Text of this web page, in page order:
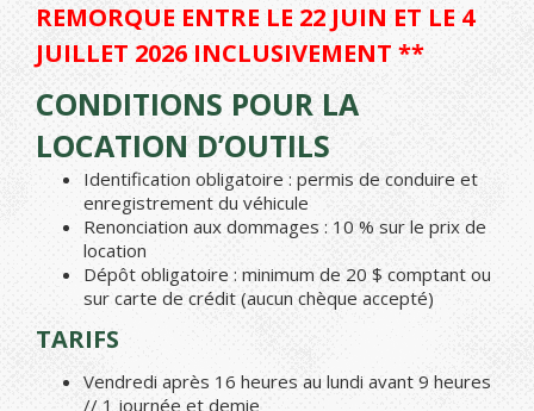
REMORQUE ENTRE LE 22 JUIN ET LE 4
JUILLET 2026 INCLUSIVEMENT **
CONDITIONS POUR LA
LOCATION D’OUTILS
Identification obligatoire : permis de conduire et
enregistrement du véhicule
Renonciation aux dommages : 10 % sur le prix de
location
Dépôt obligatoire : minimum de 20 $ comptant ou
sur carte de crédit (aucun chèque accepté)
TARIFS
Vendredi après 16 heures au lundi avant 9 heures
// 1 journée et demie